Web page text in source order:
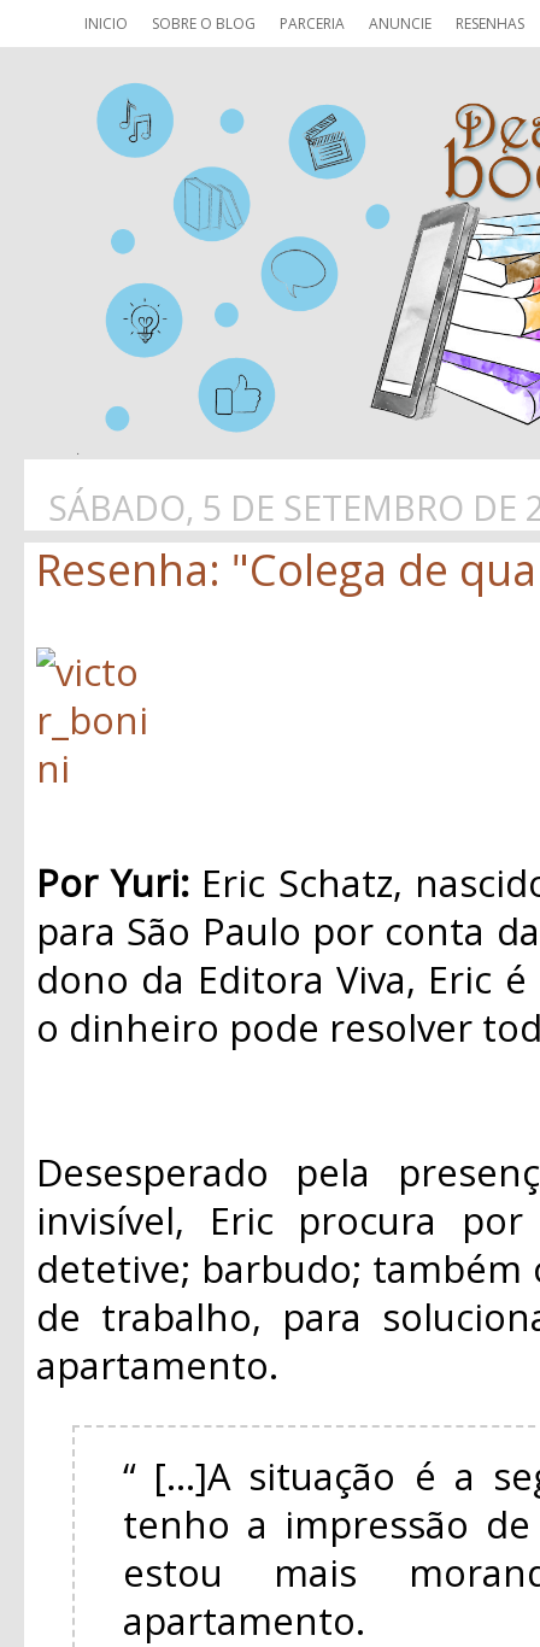
INICIO SOBRE O BLOG PARCERIA ANUNCIE RESENHAS
SÁBADO, 5 DE SETEMBRO DE
Resenha: "Colega de
Por Yuri: Eric Schatz,
para São Paulo por conta
dono da Editora Viva, Eric
o dinheiro pode resolver
Desesperado pela
invisível, Eric procura
detetive; barbudo;
de trabalho, para
apartamento.
“ [...]A situação é a
tenho a impressão
estou mais
apartamento.